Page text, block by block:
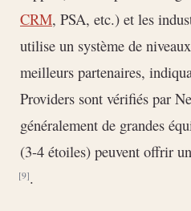
CRM, PSA, etc.) et les
utilise un système de
meilleurs partenaires,
Providers sont vérifiés par
généralement de grandes
(3-4 étoiles) peuvent offrir
[9].